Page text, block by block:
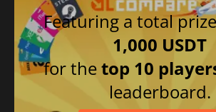
Featuring a total
1,000 USDT
for thetop 10
leaderboard.